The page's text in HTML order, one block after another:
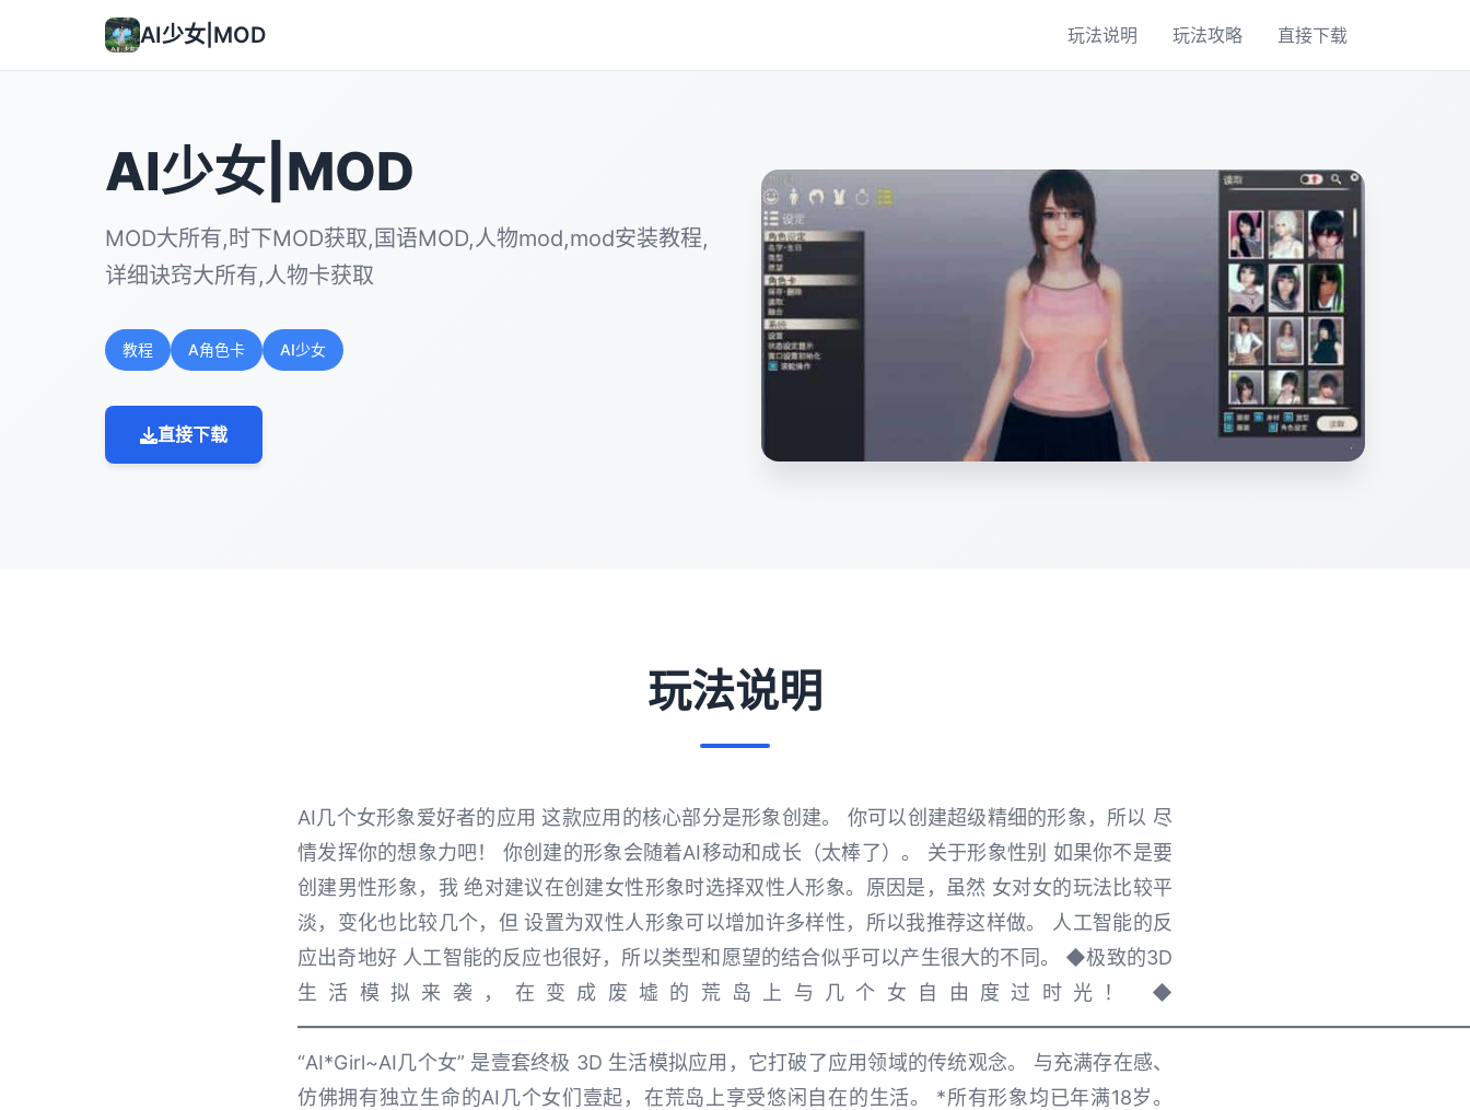
AI少女|MOD 玩法说明 玩法攻略 直接下载
AI少女|MOD
MOD大所有,时下MOD获取,国语MOD,人物mod,mod安装教程,
详细诀窍大所有,人物卡获取
教程 A角色卡 AI少女
直接下载
玩法说明
AI几个女形象爱好者的应用 这款应用的核心部分是形象创建。 你可以创建超级精细的形象，所以 尽
情发挥你的想象力吧！ 你创建的形象会随着AI移动和成长（太棒了）。 关于形象性别 如果你不是要
创建男性形象，我 绝对建议在创建女性形象时选择双性人形象。原因是，虽然 女对女的玩法比较平
淡，变化也比较几个，但 设置为双性人形象可以增加许多样性，所以我推荐这样做。 人工智能的反
应出奇地好 人工智能的反应也很好，所以类型和愿望的结合似乎可以产生很大的不同。 ◆极致的3D
生活模拟来袭，在变成废墟的荒岛上与几个女自由度过时光！ ◆
“AI*Girl~AI几个女” 是壹套终极 3D 生活模拟应用，它打破了应用领域的传统观念。 与充满存在感、
仿佛拥有独立生命的AI几个女们壹起，在荒岛上享受悠闲自在的生活。 *所有形象均已年满18岁。